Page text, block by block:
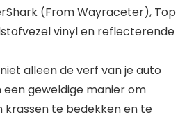
(From Wayraceter), Top
vinyl en reflecterende
alleen de verf van je auto
een geweldige manier om
krassen te bedekken en te